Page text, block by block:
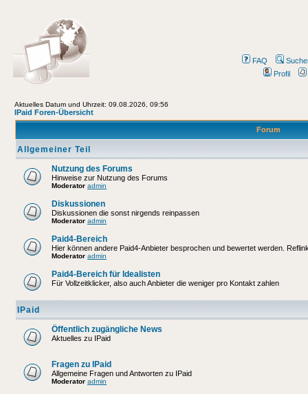
FAQ
Profil
Aktuelles Datum und Uhrzeit: 09.08.2026, 09:56
IPaid Foren-Übersicht
Forum
Allgemeiner Teil
Nutzung des Forums
Hinweise zur Nutzung des Forums
Moderator admin
Diskussionen
Diskussionen die sonst nirgends reinpassen
Moderator admin
Paid4-Bereich
Hier können andere Paid4-Anbieter besprochen und bewertet werden.
Moderator admin
Paid4-Bereich für Idealisten
Für Vollzeitklicker, also auch Anbieter die weniger pro Kontakt zahlen
IPaid
Öffentlich zugängliche News
Aktuelles zu IPaid
Fragen zu IPaid
Allgemeine Fragen und Antworten zu IPaid
Moderator admin